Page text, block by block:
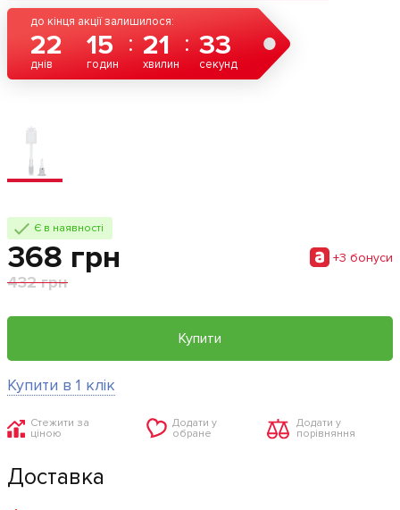
до кінця акції залишилося:
22
днів
15
годин
21
хвилин
33
секунд
Є в наявності
368 грн +3 бонуси
432 грн
Купити
Купити в 1 клік
Стежити за
ціною
Додати у
обране
Додати у
порівняння
Доставка